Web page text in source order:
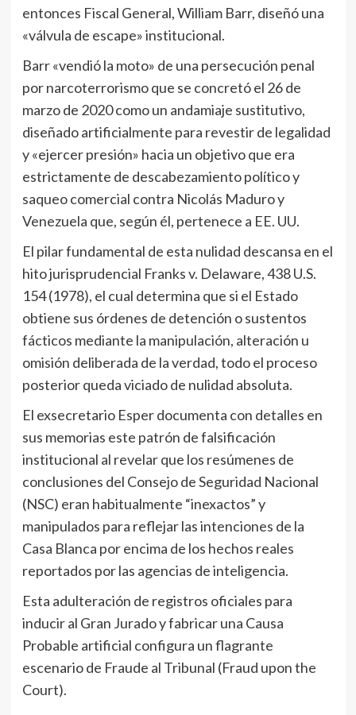
entonces Fiscal General, William Barr, diseñó una
«válvula de escape» institucional.
Barr «vendió la moto» de una persecución penal
por narcoterrorismo que se concretó el 26 de
marzo de 2020 como un andamiaje sustitutivo,
diseñado artificialmente para revestir de legalidad
y «ejercer presión» hacia un objetivo que era
estrictamente de descabezamiento político y
saqueo comercial contra Nicolás Maduro y
Venezuela que, según él, pertenece a EE. UU.
El pilar fundamental de esta nulidad descansa en el
hito jurisprudencial Franks v. Delaware, 438 U.S.
154 (1978), el cual determina que si el Estado
obtiene sus órdenes de detención o sustentos
fácticos mediante la manipulación, alteración u
omisión deliberada de la verdad, todo el proceso
posterior queda viciado de nulidad absoluta.
El exsecretario Esper documenta con detalles en
sus memorias este patrón de falsificación
institucional al revelar que los resúmenes de
conclusiones del Consejo de Seguridad Nacional
(NSC) eran habitualmente “inexactos” y
manipulados para reflejar las intenciones de la
Casa Blanca por encima de los hechos reales
reportados por las agencias de inteligencia.
Esta adulteración de registros oficiales para
inducir al Gran Jurado y fabricar una Causa
Probable artificial configura un flagrante
escenario de Fraude al Tribunal (Fraud upon the
Court).